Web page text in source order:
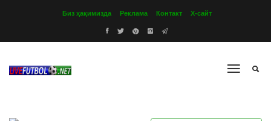
Биз ҳақимизда Реклама Контакт Х-сайт